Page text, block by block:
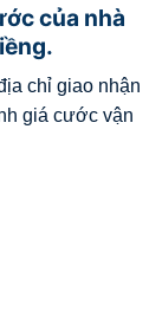
của nhà
chỉ giao nhận
giá cước vận